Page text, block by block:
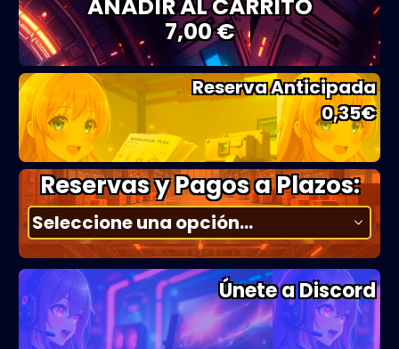
AÑADIR AL CARRITO
7,00 €
Reserva Anticipada
0,35€
Reservas y Pagos a Plazos:
Únete a Discord